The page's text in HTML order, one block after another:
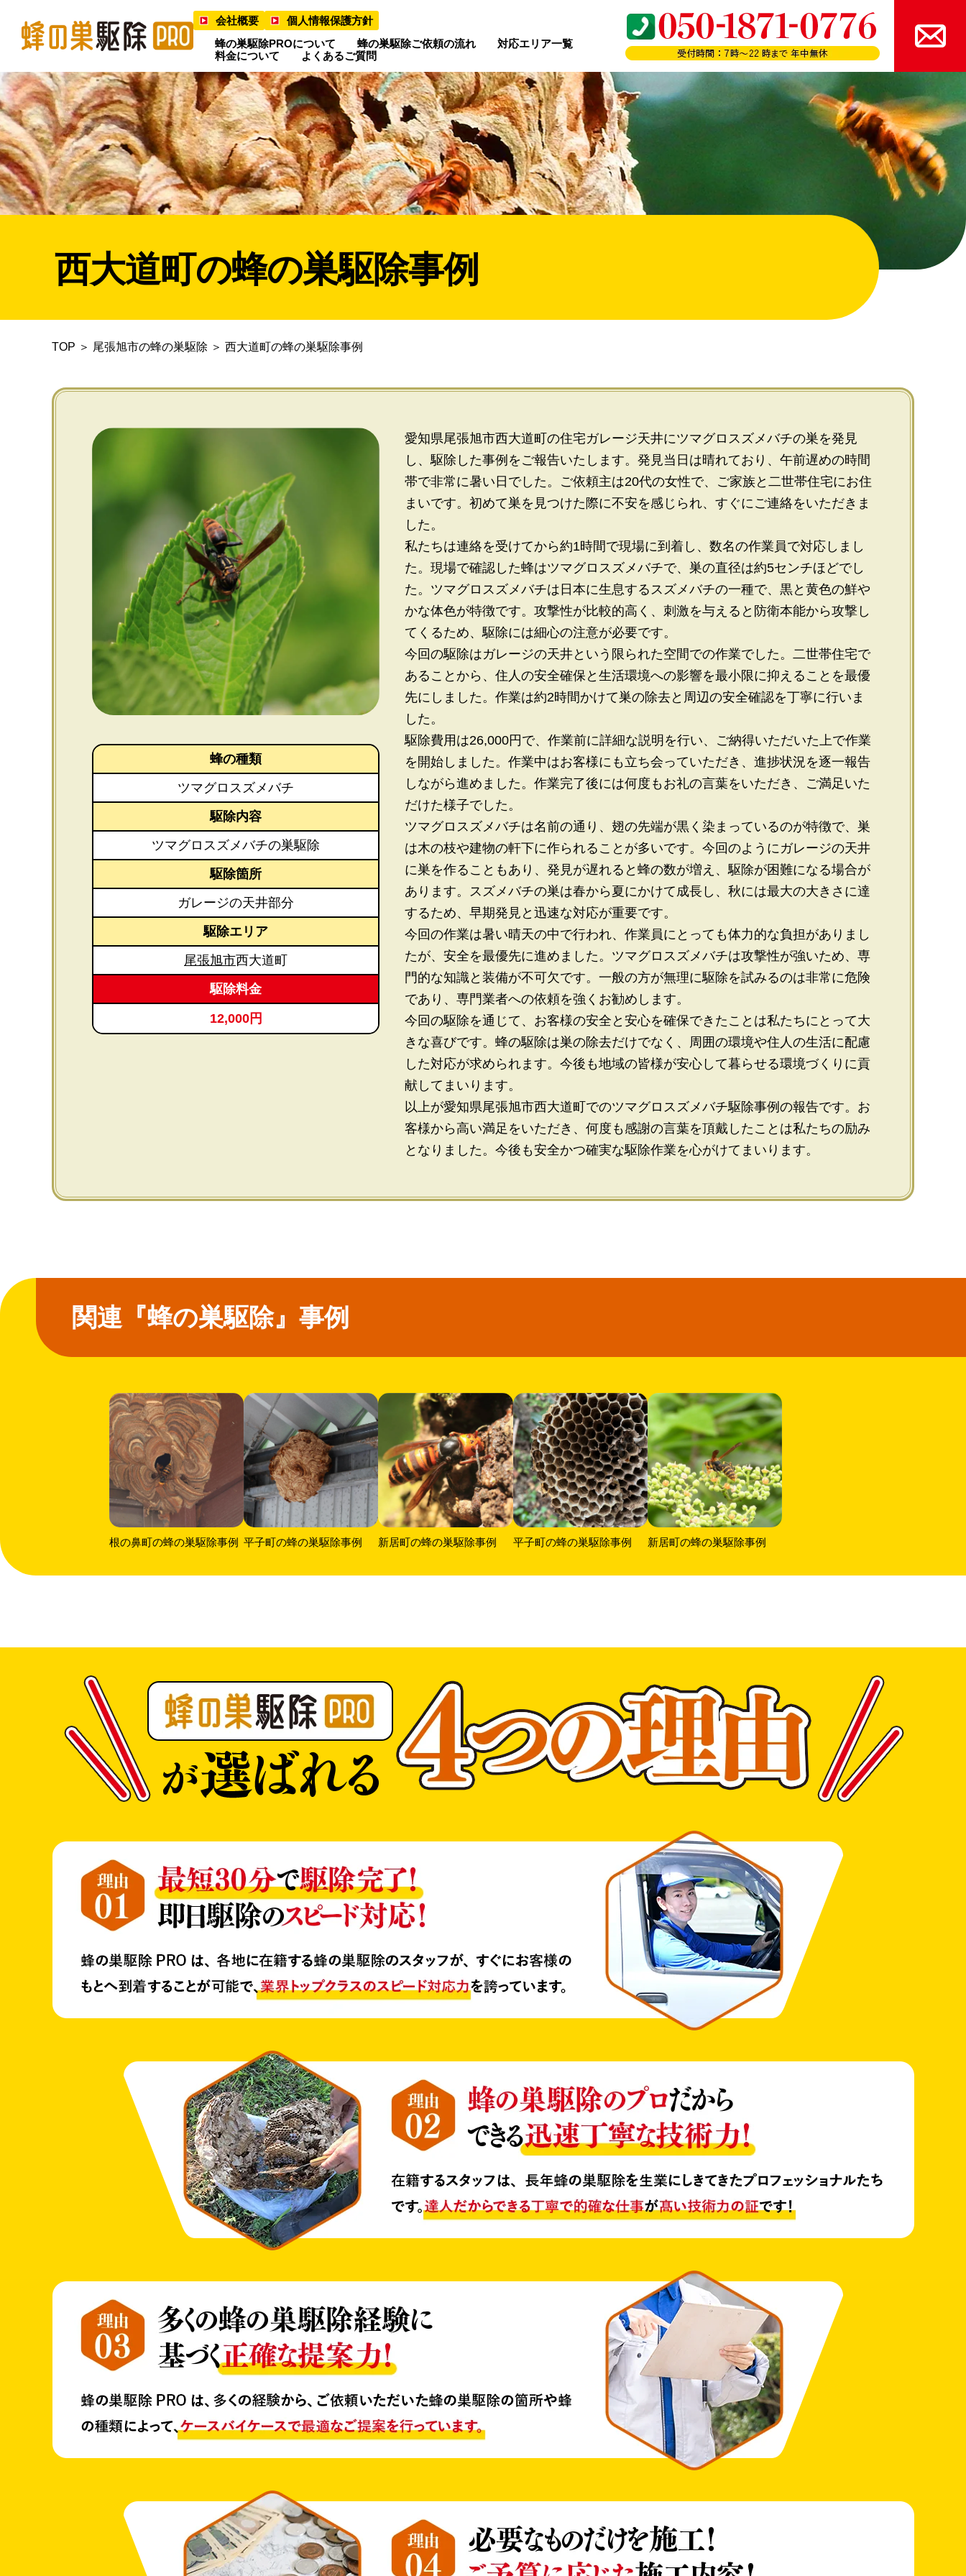
会社概要
個人情報保護方針
蜂の巣駆除PROについて
蜂の巣駆除ご依頼の流れ
対応エリア一覧
料金について
よくあるご質問
西大道町の蜂の巣駆除事例
TOP ＞ 尾張旭市の蜂の巣駆除 ＞ 西大道町の蜂の巣駆除事例
蜂の種類
ツマグロスズメバチ
駆除内容
ツマグロスズメバチの巣駆除
駆除箇所
ガレージの天井部分
駆除エリア
尾張旭市西大道町
駆除料金
12,000円
愛知県尾張旭市西大道町の住宅ガレージ天井にツマグロスズメバチの巣を発見
し、駆除した事例をご報告いたします。発見当日は晴れており、午前遅めの時間
帯で非常に暑い日でした。ご依頼主は20代の女性で、ご家族と二世帯住宅にお住
まいです。初めて巣を見つけた際に不安を感じられ、すぐにご連絡をいただきま
した。
私たちは連絡を受けてから約1時間で現場に到着し、数名の作業員で対応しまし
た。現場で確認した蜂はツマグロスズメバチで、巣の直径は約5センチほどでし
た。ツマグロスズメバチは日本に生息するスズメバチの一種で、黒と黄色の鮮や
かな体色が特徴です。攻撃性が比較的高く、刺激を与えると防衛本能から攻撃し
てくるため、駆除には細心の注意が必要です。
今回の駆除はガレージの天井という限られた空間での作業でした。二世帯住宅で
あることから、住人の安全確保と生活環境への影響を最小限に抑えることを最優
先にしました。作業は約2時間かけて巣の除去と周辺の安全確認を丁寧に行いま
した。
駆除費用は26,000円で、作業前に詳細な説明を行い、ご納得いただいた上で作業
を開始しました。作業中はお客様にも立ち会っていただき、進捗状況を逐一報告
しながら進めました。作業完了後には何度もお礼の言葉をいただき、ご満足いた
だけた様子でした。
ツマグロスズメバチは名前の通り、翅の先端が黒く染まっているのが特徴で、巣
は木の枝や建物の軒下に作られることが多いです。今回のようにガレージの天井
に巣を作ることもあり、発見が遅れると蜂の数が増え、駆除が困難になる場合が
あります。スズメバチの巣は春から夏にかけて成長し、秋には最大の大きさに達
するため、早期発見と迅速な対応が重要です。
今回の作業は暑い晴天の中で行われ、作業員にとっても体力的な負担がありまし
たが、安全を最優先に進めました。ツマグロスズメバチは攻撃性が強いため、専
門的な知識と装備が不可欠です。一般の方が無理に駆除を試みるのは非常に危険
であり、専門業者への依頼を強くお勧めします。
今回の駆除を通じて、お客様の安全と安心を確保できたことは私たちにとって大
きな喜びです。蜂の駆除は巣の除去だけでなく、周囲の環境や住人の生活に配慮
した対応が求められます。今後も地域の皆様が安心して暮らせる環境づくりに貢
献してまいります。
以上が愛知県尾張旭市西大道町でのツマグロスズメバチ駆除事例の報告です。お
客様から高い満足をいただき、何度も感謝の言葉を頂戴したことは私たちの励み
となりました。今後も安全かつ確実な駆除作業を心がけてまいります。
関連『蜂の巣駆除』事例
根の鼻町の蜂の巣駆除事例 平子町の蜂の巣駆除事例 新居町の蜂の巣駆除事例 平子町の蜂の巣駆除事例 新居町の蜂の巣駆除事例